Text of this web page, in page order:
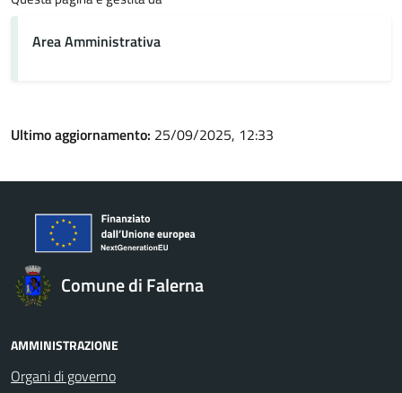
Area Amministrativa
Ultimo aggiornamento: 25/09/2025, 12:33
Comune di Falerna
AMMINISTRAZIONE
Organi di governo